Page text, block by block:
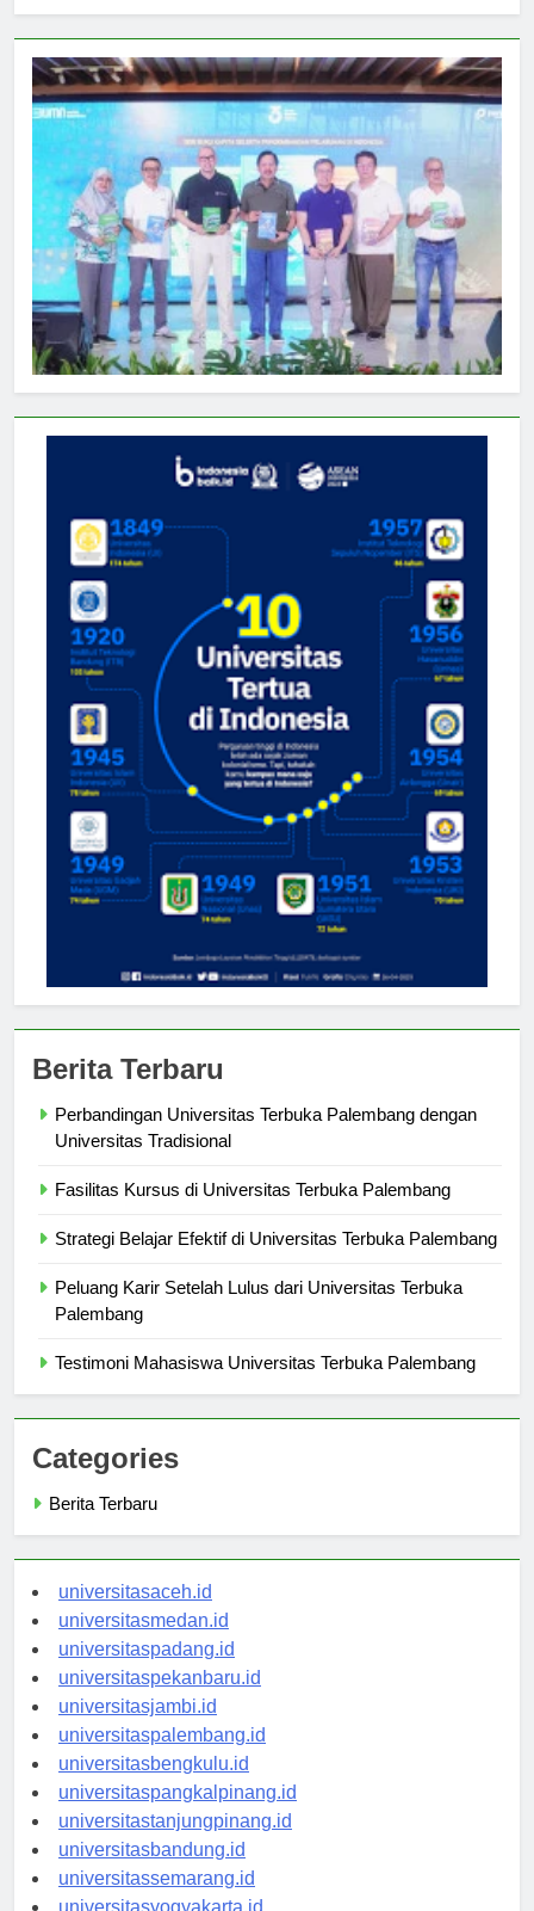
Berita Terbaru
Perbandingan Universitas Terbuka Palembang dengan
Peluang Karir Setelah Lulus dari Universitas Terbuka
Categories
universitasaceh.id
universitasmedan.id
universitaspadang.id
universitaspekanbaru.id
universitasjambi.id
universitaspalembang.id
universitasbengkulu.id
universitaspangkalpinang.id
universitastanjungpinang.id
universitasbandung.id
universitassemarang.id